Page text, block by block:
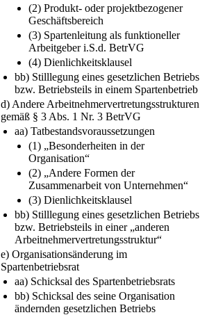
(2) Produkt- oder projektbezogener
Geschäftsbereich
(3) Spartenleitung als funktioneller
Arbeitgeber i.S.d. BetrVG
(4) Dienlichkeitsklausel
bb) Stilllegung eines gesetzlichen Betriebs
bzw. Betriebsteils in einem Spartenbetrieb
d) Andere Arbeitnehmervertretungsstrukturen
gemäß § 3 Abs. 1 Nr. 3 BetrVG
aa) Tatbestandsvoraussetzungen
(1) „Besonderheiten in der
Organisation“
(2) „Andere Formen der
Zusammenarbeit von Unternehmen“
(3) Dienlichkeitsklausel
bb) Stilllegung eines gesetzlichen Betriebs
bzw. Betriebsteils in einer „anderen
Arbeitnehmervertretungsstruktur“
e) Organisationsänderung im
Spartenbetriebsrat
aa) Schicksal des Spartenbetriebsrats
bb) Schicksal des seine Organisation
ändernden gesetzlichen Betriebs